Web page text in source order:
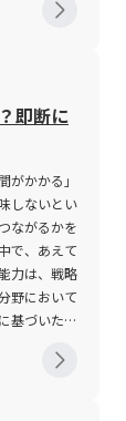
析と対策
若手ビジ
なキャリア
な進展に
一方で、
けでは真の
での意識改
って取り組
実施計画の
ーメーシ
る社員に
問題を見
通り、プ
イシューは
念に縛ら
可能性が
れず、柔
イシュー
らを比較検
」と問
やその影響
各種前提条
義を行うこ
必ずしも
いては、
の注意点
込んで投
唱されたこ
業が、ニ
ます。市
とで、競
業が持つ固
グ―を最大
に分類され
て低コスト
追求する方
場内で独
確に打ち
即断に
かかる」
しないとい
ながるかを
で、あえて
力は、戦略
野において
基づいた知
る。 理